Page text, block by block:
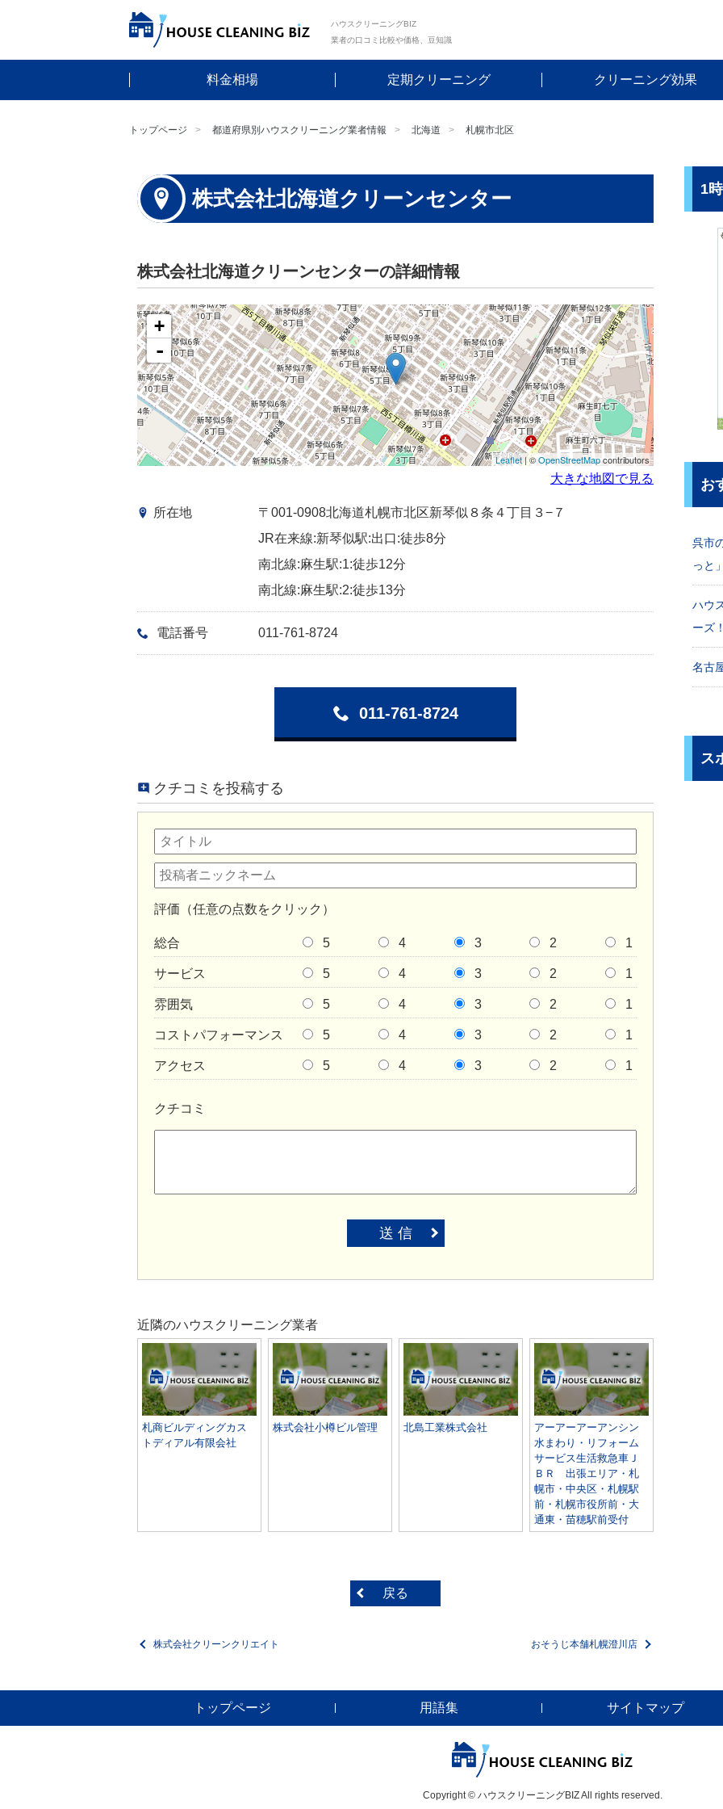
ハウスクリーニングBIZ
業者の口コミ比較や価格、豆知識
料金相場 定期クリーニング クリーニング効果
トップページ 都道府県別ハウスクリーニング業者情報 北海道 札幌市北区
株式会社北海道クリーンセンター
株式会社北海道クリーンセンターの詳細情報
+
-
Leaflet| ©OpenStreetMapcontributors
大きな地図で見る
所在地
〒001-0908北海道札幌市北区新琴似８条４丁目３−７
JR在来線:新琴似駅:出口:徒歩8分
南北線:麻生駅:1:徒歩12分
南北線:麻生駅:2:徒歩13分
電話番号 011-761-8724
011-761-8724
クチコミを投稿する
評価（任意の点数をクリック）
総合 5 4 3 2 1
サービス 5 4 3 2 1
雰囲気 5 4 3 2 1
コストパフォーマンス 5 4 3 2 1
アクセス 5 4 3 2 1
クチコミ
送 信
近隣のハウスクリーニング業者
札商ビルディングカス
トディアル有限会社
株式会社小樽ビル管理 北島工業株式会社
アーアーアーアンシン
水まわり・リフォーム
サービス生活救急車Ｊ
ＢＲ 出張エリア・札
幌市・中央区・札幌駅
前・札幌市役所前・大
通東・苗穂駅前受付
戻る
株式会社クリーンクリエイト おそうじ本舗札幌澄川店
1
お
呉市
っと」
ハウ
ーズ！
名古
ス
トップページ 用語集 サイトマップ
Copyright © ハウスクリーニングBIZ All rights reserved.